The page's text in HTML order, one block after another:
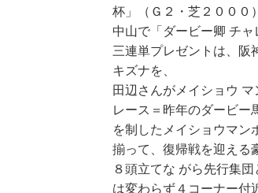
杯」（Ｇ２・芝２０００
中山で「ダービー卿 チ
三連単プレゼントは、阪
キズナを、
田辺さんがメイショウ マ
レース＝昨年のダービー
を制したメイショウマン
揃って、復帰戦を迎える
８頭立てな がら先行集
は変わらず４コーナー付